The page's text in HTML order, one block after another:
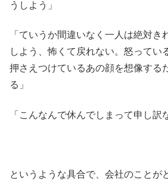
うしよう」
「ていうか間違いなく一人は絶対き
しよう、怖くて戻れない。怒ってい
押さえつけているあの顔を想像する
る」
「こんなんで休んでしまって申し訳
というような具合で、会社のことが